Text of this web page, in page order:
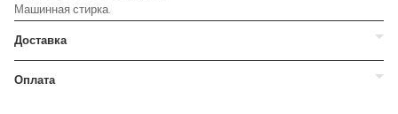
Машинная стирка.
Доставка
Оплата